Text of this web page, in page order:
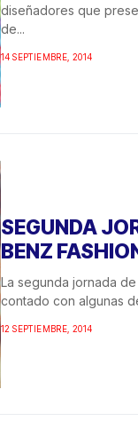
diseñadores que
de...
14 SEPTIEMBRE, 2014
SEGUNDA
BENZ
La segunda jornada
contado con algunas
12 SEPTIEMBRE, 2014